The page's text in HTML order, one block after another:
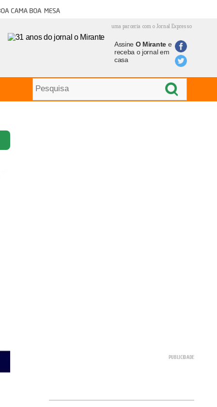
cama boa mesa
uma parceria com o Jornal Expresso
Assine O Mirantee
receba o jornal em
casa